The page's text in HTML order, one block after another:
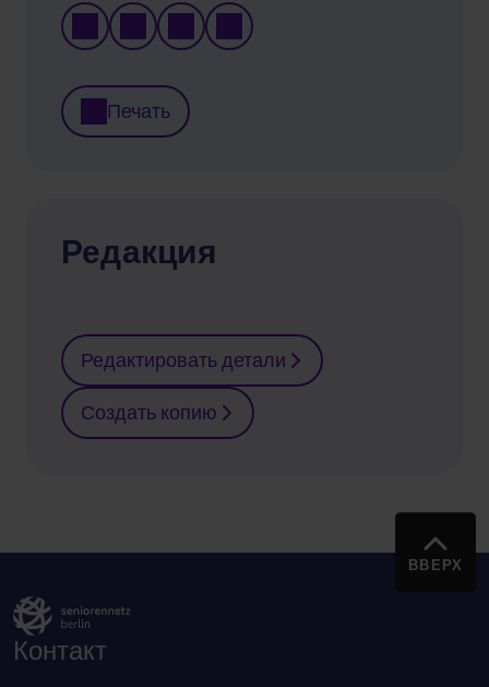
Печать
Редакция
Редактировать детали
Создать копию
ВВЕРХ
Контакт